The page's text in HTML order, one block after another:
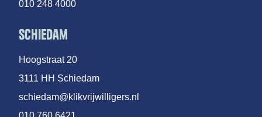
010 248 4000
Schiedam
Hoogstraat 20
3111 HH Schiedam
schiedam@klikvrijwilligers.nl